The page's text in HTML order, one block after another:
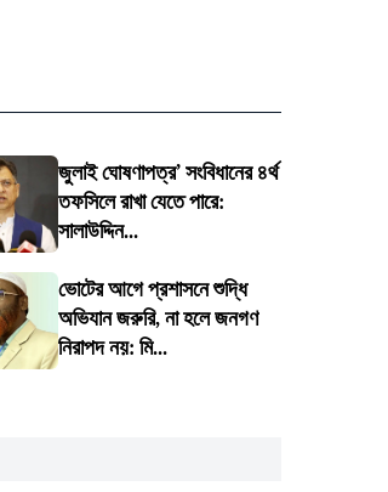
জুলাই ঘোষণাপত্র’ সংবিধানের ৪র্থ
তফসিলে রাখা যেতে পারে:
সালাউদ্দিন...
ভোটের আগে প্রশাসনে শুদ্ধি
অভিযান জরুরি, না হলে জনগণ
নিরাপদ নয়: মি...